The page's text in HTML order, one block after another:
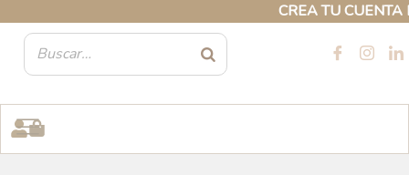
CREA TU CUENTA
contenido